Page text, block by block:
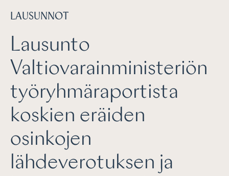
LAUSUNNOT
Lausunto
Valtiovarainministeriön
työryhmäraportista
koskien eräiden
osinkojen
lähdeverotuksen ja